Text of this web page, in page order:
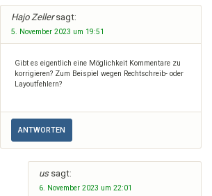
Hajo Zeller sagt:
5. November 2023 um 19:51
Gibt es eigentlich eine Möglichkeit Kommentare zu
korrigieren? Zum Beispiel wegen Rechtschreib- oder
Layoutfehlern?
ANTWORTEN
us sagt:
6. November 2023 um 22:01